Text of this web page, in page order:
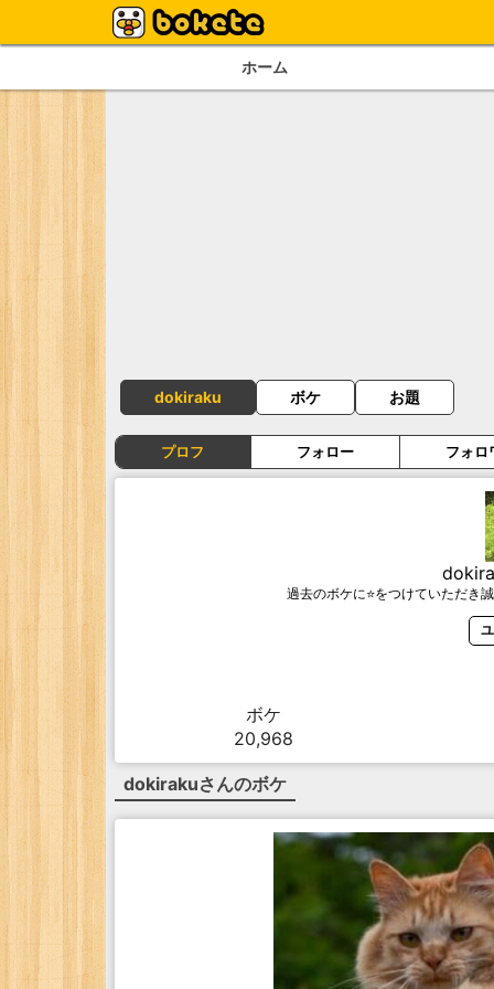
ホーム
dokiraku ボケ お題
プロフ フォロー フォロ
過去のボケに⭐️をつけていただき
ボケ
20,968
dokirakuさんのボケ